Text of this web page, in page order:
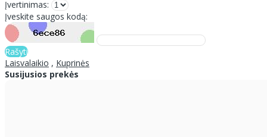
Įvertinimas:
Įveskite saugos kodą:
Rašyti
Laisvalaikio , Kuprinės
Susijusios prekės